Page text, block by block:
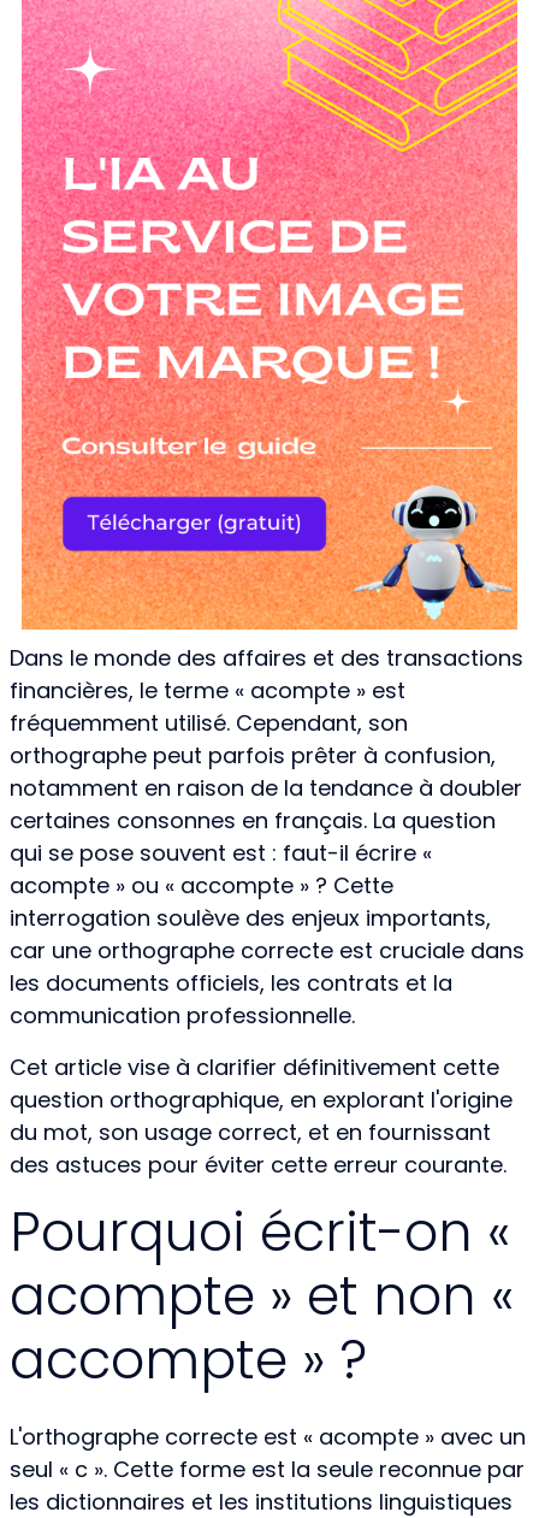
Dans le monde des affaires et des transactions
financières, le terme « acompte » est
fréquemment utilisé. Cependant, son
orthographe peut parfois prêter à confusion,
notamment en raison de la tendance à doubler
certaines consonnes en français. La question
qui se pose souvent est : faut-il écrire «
acompte » ou « accompte » ? Cette
interrogation soulève des enjeux importants,
car une orthographe correcte est cruciale dans
les documents officiels, les contrats et la
communication professionnelle.
Cet article vise à clarifier définitivement cette
question orthographique, en explorant l'origine
du mot, son usage correct, et en fournissant
des astuces pour éviter cette erreur courante.
Pourquoi écrit-on «
acompte » et non «
accompte » ?
L'orthographe correcte est « acompte » avec un
seul « c ». Cette forme est la seule reconnue par
les dictionnaires et les institutions linguistiques